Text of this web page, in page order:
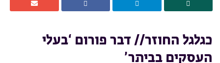
כגלגל החוזר// דבר פורום ‘בעלי
העסקים בביתר’